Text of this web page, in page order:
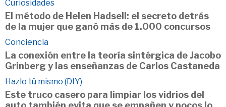
Curiosidades
El método de Helen Hadsell: el secreto detrás
de la mujer que ganó más de 1.000 concursos
Conciencia
La conexión entre la teoría sintérgica de Jacobo
Grinberg y las enseñanzas de Carlos Castaneda
Hazlo tú mismo (DIY)
Este truco casero para limpiar los vidrios del